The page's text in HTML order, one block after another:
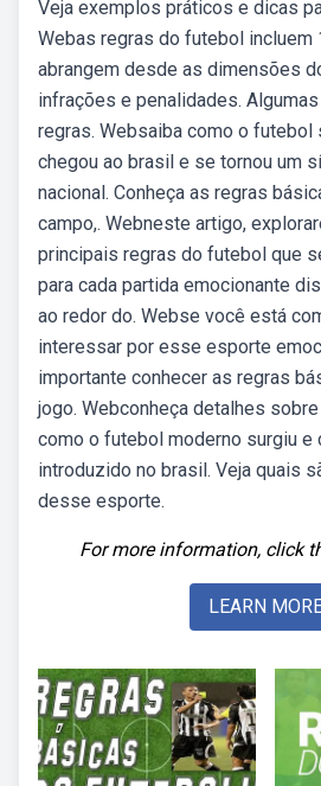
Veja exemplos práticos e dicas
Webas regras do futebol incluem
abrangem desde as dimensões
infrações e penalidades.
regras. Websaiba como o futebol
chegou ao brasil e se tornou um
nacional. Conheça as regras
campo,. Webneste artigo,
principais regras do futebol que
para cada partida emocionante
ao redor do. Webse você está
interessar por esse esporte
importante conhecer as regras
jogo. Webconheça detalhes
como o futebol moderno surgiu
introduzido no brasil. Veja quais
desse esporte.
For more information, click
LEARN